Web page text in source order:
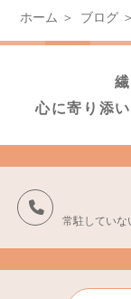
ホーム ブログ
心に寄り添
常駐していな